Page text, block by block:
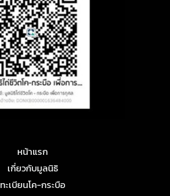
หน้าแรก
เกี่ยวกับมูลนิธิ
ทะเบียนโค-กระบือ